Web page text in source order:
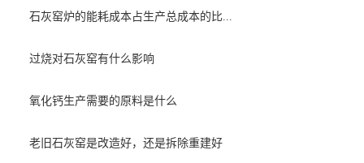
石灰窑炉的能耗成本占生产总成本的比...
过烧对石灰窑有什么影响
氧化钙生产需要的原料是什么
老旧石灰窑是改造好，还是拆除重建好